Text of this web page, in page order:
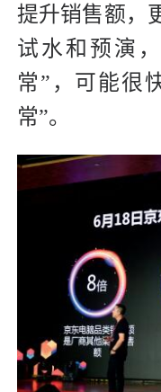
提升销售额，
试水和预演
常”，可能很
常”。